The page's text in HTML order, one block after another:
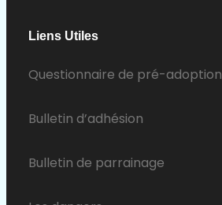
Liens Utiles
Questionnaire de pré-adoption
Bulletin d’adhésion
Bulletin de parrainage